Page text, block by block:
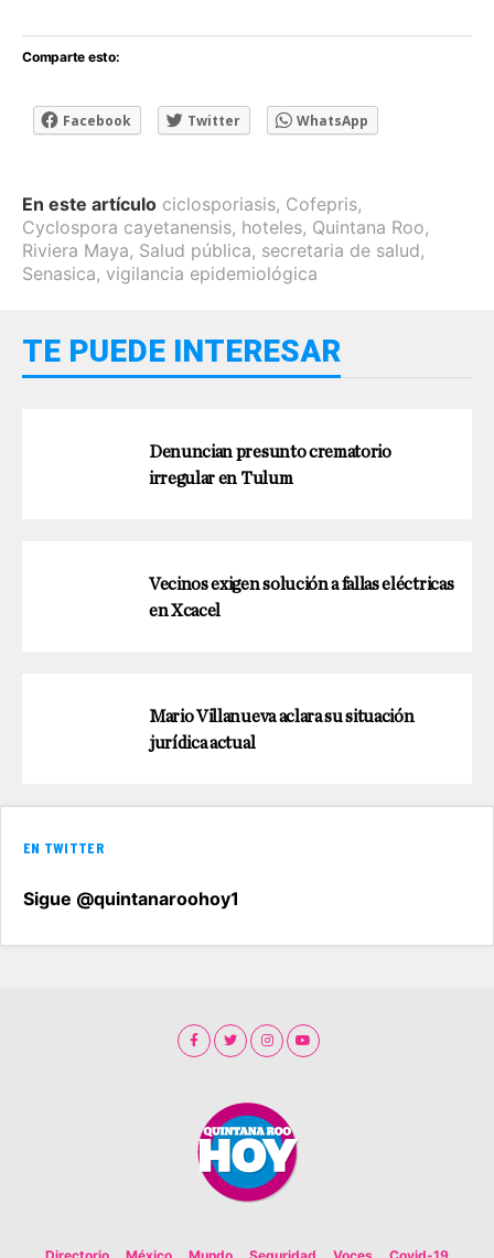
Comparte esto:
Facebook Twitter WhatsApp
En este artículo ciclosporiasis, Cofepris,
Cyclospora cayetanensis, hoteles, Quintana Roo,
Riviera Maya, Salud pública, secretaria de salud,
Senasica, vigilancia epidemiológica
TE PUEDE INTERESAR
Denuncian presunto crematorio
irregular en Tulum
Vecinos exigen solución a fallas eléctricas
en Xcacel
Mario Villanueva aclara su situación
jurídica actual
EN TWITTER
Sigue @quintanaroohoy1